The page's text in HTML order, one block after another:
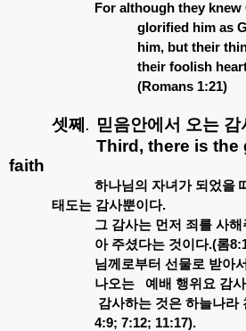
For although they
glorified him as
him, but their
their foolish
(Romans 1:21)
셋쩨 . 믿음안에서 오는 감
Third, there is
faith
하나님의 자녀가 되었을
태도는 감사뿐이다.
그 감사는 먼저 죄를 사해
아 주셨다는 것이다.(롬
님께로부터 선물로 받아서
나오는
예배 행위요 감
감사하는 것은 하늘나라
4:9; 7:12; 11:17).